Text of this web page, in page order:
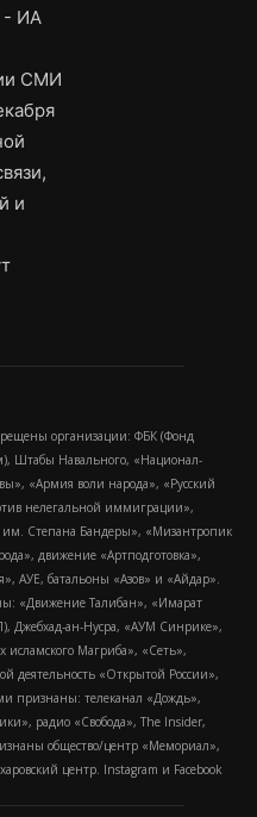
- ИА
СМИ
и
организации: ФБК (Фонд
Штабы Навального, «Национал-
«Армия воли народа», «Русский
нелегальной иммиграции»,
Степана Бандеры», «Мизантропик
движение «Артподготовка»,
АУЕ, батальоны «Азов» и «Айдар».
«Движение Талибан», «Имарат
Джебхад-ан-Нусра, «АУМ Синрике»,
исламского Магриба», «Сеть»,
деятельность «Открытой России»,
признаны: телеканал «Дождь»,
радио «Свобода», The Insider,
общество/центр «Мемориал»,
центр. Instagram и Facebook